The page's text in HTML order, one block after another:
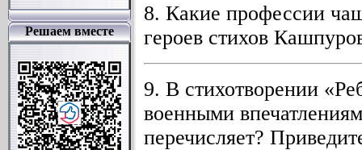
Решаем вместе
8. Какие профессии
героев стихов
9. В стихотворении
военными
перечисляет?